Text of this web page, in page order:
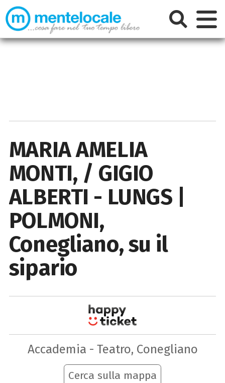
MARIA AMELIA
MONTI, / GIGIO
ALBERTI - LUNGS |
POLMONI,
Conegliano, su il
sipario
Accademia - Teatro, Conegliano
Cerca sulla mappa